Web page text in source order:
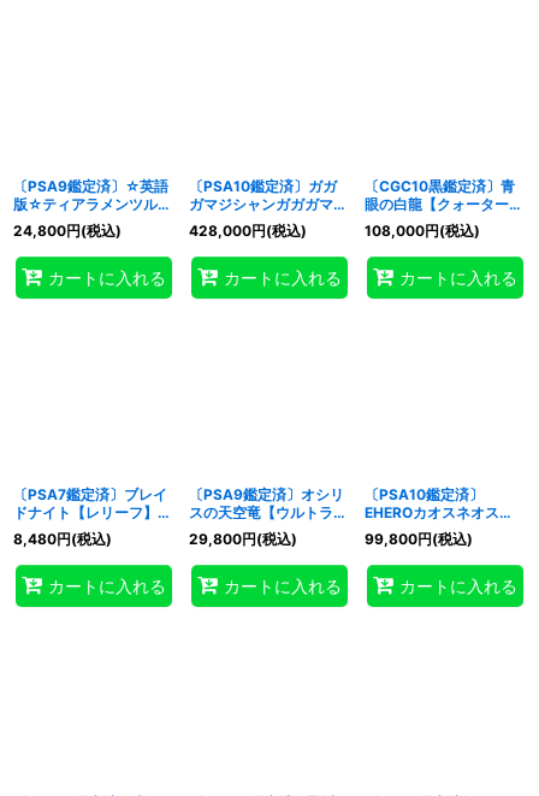
〔PSA9鑑定済〕☆英語
版☆ティアラメンツルル
カロス【スターライトレ
ア】{DABL-EN039}
《融合》
24,800円(税込)
カートに入れる
〔PSA10鑑定済〕ガガ
ガマジシャンガガガマジ
ック【グランドマスタ
ー】{LOCH-JP011}《モ
ンスター》
428,000円(税込)
カートに入れる
〔CGC10黒鑑定済〕青
眼の白龍【クォーターセ
ンチュリーシークレッ
ト】{NYC1-JP001}《モ
ンスター》
108,000円(税込)
カートに入れる
〔PSA7鑑定済〕ブレイ
ドナイト【レリーフ】
{DL3-136}《モンスタ
ー》
8,480円(税込)
カートに入れる
〔PSA9鑑定済〕オシリ
スの天空竜【ウルトラ】
{AW02-JPM01}《モン
スター》
29,800円(税込)
カートに入れる
〔PSA10鑑定済〕
EHEROカオスネオス
【レリーフ】{GLAS-
JP036}《融合》
99,800円(税込)
カートに入れる